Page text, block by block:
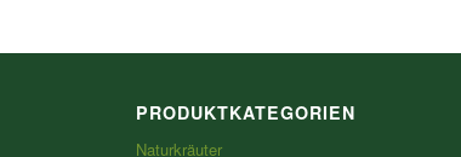
PRODUKTKATEGORIEN
Naturkräuter